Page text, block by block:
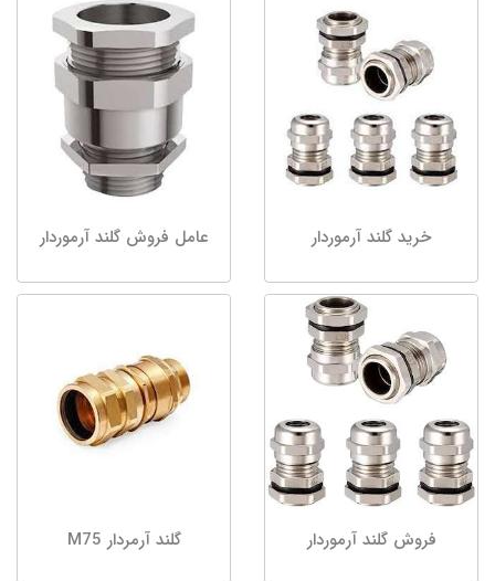
خرید گلند آرموردار عامل فروش گلند آرموردار
فروش گلند آرموردار گلند آرمردار M75